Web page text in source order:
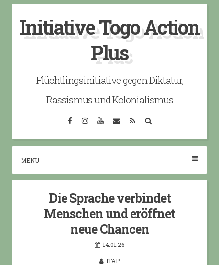
content
Initiative Togo Action
Plus
Flüchtlingsinitiative gegen Diktatur,
Rassismus und Kolonialismus
FacebookInstagramYouTube
EmailRSS
MENÜ
Die Sprache verbindet
Menschen und eröffnet
neue Chancen
14.01.26
ITAP